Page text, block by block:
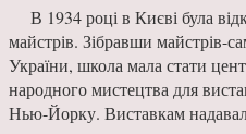
В 1934 році в Києві була
майстрів. Зібравши майстрів-
України, школа мала стати
народного мистецтва для
Нью-Йорку. Виставкам